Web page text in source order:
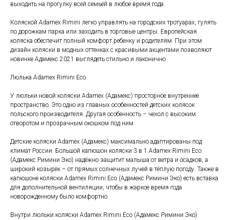
выходить на прогулку всей семьёй в любое время года.
Коляской Adamex Rimini легко управлять на городских тротуарах, гулять
по дорожкам парка или заходить в торговые центры. Европейская
коляска обеспечит полный комфорт ребенку и родителям. При этом
дизайн коляски в модных оттенках с красивыми акцентами позволяют
новинке Адамекс 2021 выглядеть стильно и лаконично
Люлька Adamex Rimini Eco
У люльки новой коляски Adamex (Адамекс) просторное внутреннее
пространство. Это одно из главных особенностей детских колясок
польского производителя. Другая особенность – чехол с высоким
отворотом и прозрачным окошком под ним
Детские коляски Adamex (Адамекс) максимально адаптированы под
климат России. Большой капюшон коляски 3 в 1 Adamex Rimini Eco
(Адамекс Римини Эко) надёжно защитит малыша от ветра и осадков, а
широкий козырёк – от прямых солнечных лучей в тёплую погоду. Также в
капюшоне коляски Adamex Rimini Eco (Адамекс Римини Эко) есть вставка
для дополнительной вентиляции, чтобы в жаркое время года
новорожденному было комфортно
Внутри люльки коляски Adamex Rimini Eco (Адамекс Римини Эко)